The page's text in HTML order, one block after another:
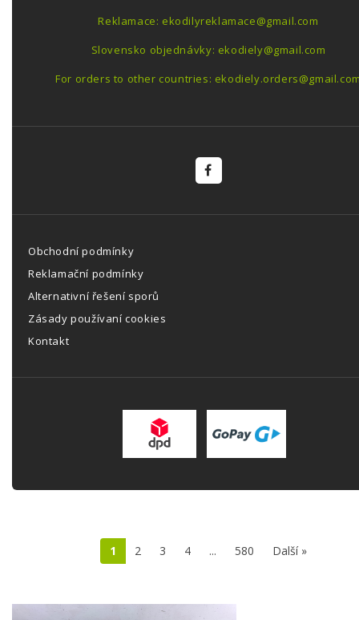
Reklamace: ekodilyreklamace@gmail.com
Slovensko objednávky: ekodiely@gmail.com
For orders to other countries:
Obchodní podmínky
Reklamační podmínky
Alternativní řešení sporů
Zásady používaní cookies
Kontakt
1 2 3 4 ... 580 Další »